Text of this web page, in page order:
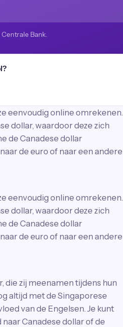
Bank.
eenvoudig online omrekenen.
dollar, waardoor deze zich
de Canadese dollar
de euro of naar een andere
eenvoudig online omrekenen.
dollar, waardoor deze zich
de Canadese dollar
de euro of naar een andere
die zij meenamen tijdens hun
altijd met de Singaporese
van de Engelsen. Je kunt
Canadese dollar of de